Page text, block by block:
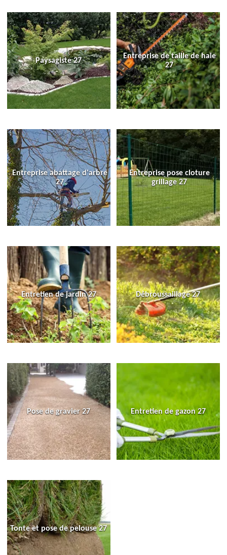
Paysagiste 27
Entreprise de taille de haie
27
Entreprise abattage d'arbre
27
Entreprise pose cloture
grillage 27
Entretien de jardin 27 Débroussaillage 27
Pose de gravier 27 Entretien de gazon 27
Tonte et pose de pelouse 27